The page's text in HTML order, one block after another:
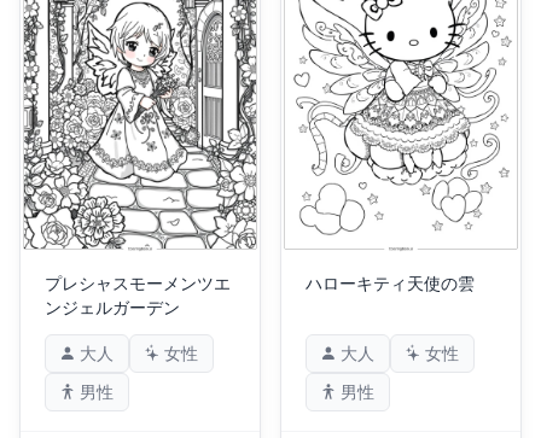
プレシャスモーメンツエ
ンジェルガーデン
大人
女性
男性
ハローキティ天使の雲
大人
女性
男性